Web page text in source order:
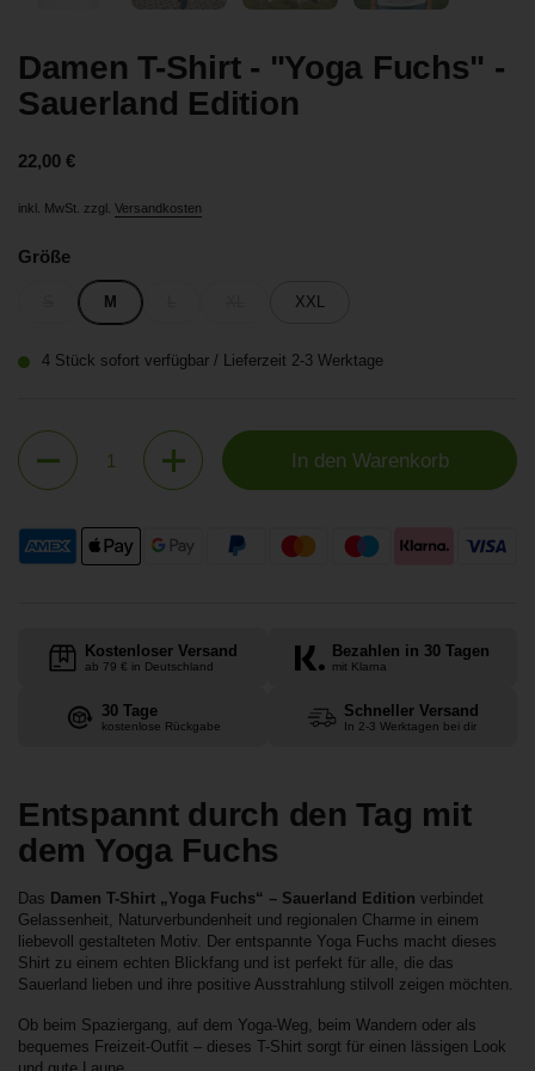
Damen T-Shirt - "Yoga Fuchs" -
Sauerland Edition
Preis:
22,00 €
inkl. MwSt. zzgl. Versandkosten
Größe
M XXL
4 Stück sofort verfügbar / Lieferzeit 2-3 Werktage
Anzahl
In den Warenkorb
Kostenloser Versand
ab 79 € in Deutschland
Bezahlen in 30 Tagen
mit Klarna
30 Tage
kostenlose Rückgabe
Schneller Versand
In 2-3 Werktagen bei dir
Entspannt durch den Tag mit
dem Yoga Fuchs
Das Damen T-Shirt „Yoga Fuchs“ – Sauerland Edition verbindet
Gelassenheit, Naturverbundenheit und regionalen Charme in einem
liebevoll gestalteten Motiv. Der entspannte Yoga Fuchs macht dieses
Shirt zu einem echten Blickfang und ist perfekt für alle, die das
Sauerland lieben und ihre positive Ausstrahlung stilvoll zeigen möchten.
Ob beim Spaziergang, auf dem Yoga-Weg, beim Wandern oder als
bequemes Freizeit-Outfit – dieses T-Shirt sorgt für einen lässigen Look